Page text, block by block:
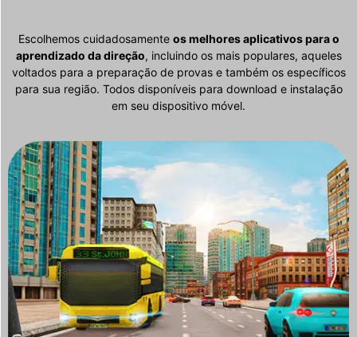
Escolhemos cuidadosamente os melhores aplicativos para o
aprendizado da direção, incluindo os mais populares, aqueles
voltados para a preparação de provas e também os específicos
para sua região. Todos disponíveis para download e instalação
em seu dispositivo móvel.